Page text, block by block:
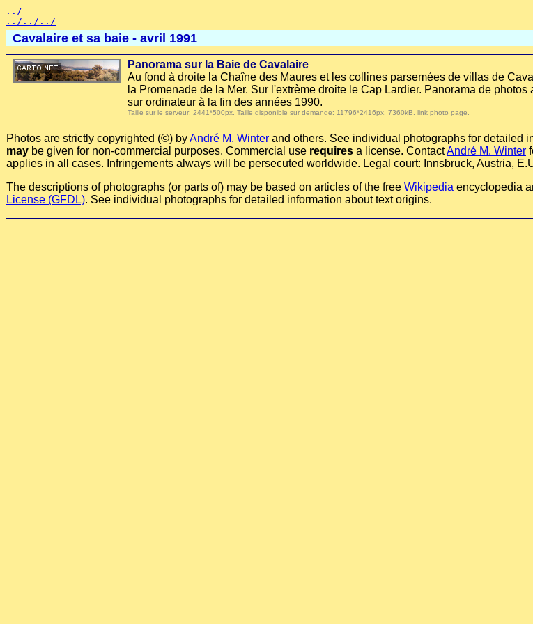
../
../../../
Cavalaire et sa baie - avril 1991
Panorama sur la Baie de Cavalaire
Au fond à droite la Chaîne des Maures et les collines parsemées de villas de
la Promenade de la Mer. Sur l'extrème droite le Cap Lardier. Panorama de
sur ordinateur à la fin des années 1990.
Taille sur le serveur: 2441*500px. Taille disponible sur demande: 11796*2416px, 7360kB. link photo page
Photos are strictly copyrighted (©) byAndré M. Winter and others. See individual photographs for detailed
may be given for non-commercial purposes. Commercial use requires a license. ContactAndré M. Winter
applies in all cases. Infringements always will be persecuted worldwide. Legal court: Innsbruck, Austria,
The descriptions of photographs (or parts of) may be based on articles of the free Wikipedia encyclopedia
License (GFDL). See individual photographs for detailed information about text origins.